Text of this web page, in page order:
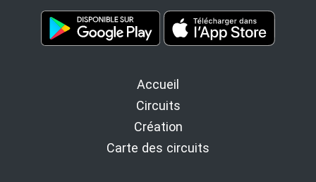
Accueil
Circuits
Création
Carte des circuits